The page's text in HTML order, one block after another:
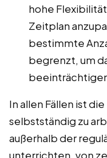
hohe
Zeitplan
bestimmte
begrenzt, um
In allen Fällen ist
selbstständig zu
außerhalb der
unterrichten, von